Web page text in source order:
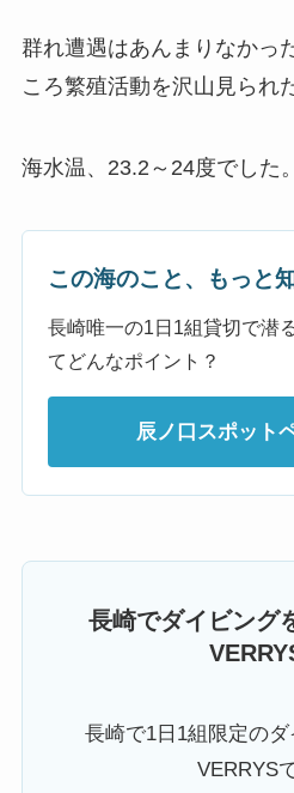
群れ遭遇はあんまりなかっ
ころ繁殖活動を沢山見られ
海水温、23.2～24度でした。
この海のこと、もっと
長崎唯一の1日1組貸切で潜
てどんなポイント？
辰ノ口スポット
長崎でダイビング
長崎で1日1組限定の
VERRYS